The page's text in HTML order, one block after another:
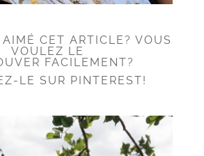
CET ARTICLE? VOUS
VOULEZ LE
FACILEMENT?
LE SUR PINTEREST!